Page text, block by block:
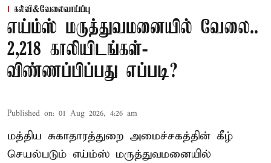
கல்வி&வேலைவாய்ப்பு
எய்ம்ஸ் மருத்துவமனையில் வேலை..
2,218 காலியிடங்கள்-
விண்ணப்பிப்பது எப்படி?
Published on: 01 Aug 2026, 4:26 am
மத்திய சுகாதாரத்துறை அமைச்சகத்தின் கீழ்
செயல்படும் எய்ம்ஸ் மருத்துவமனையில்